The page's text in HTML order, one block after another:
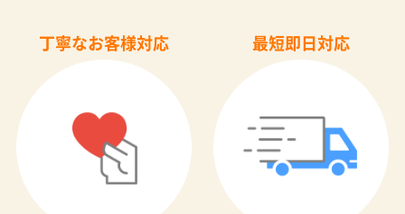
丁寧なお客様対応 最短即日対応